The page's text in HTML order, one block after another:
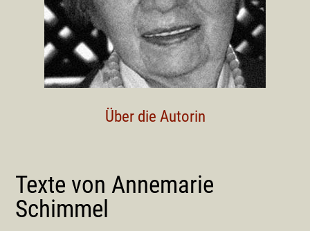
Über die Autorin
Texte von Annemarie
Schimmel